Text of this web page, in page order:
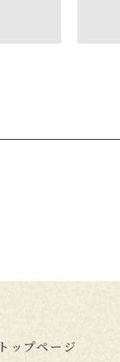
トップページ